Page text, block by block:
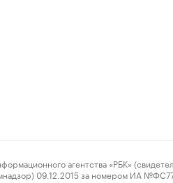
агентства «РБК»
09.12.2015 за номером ИА